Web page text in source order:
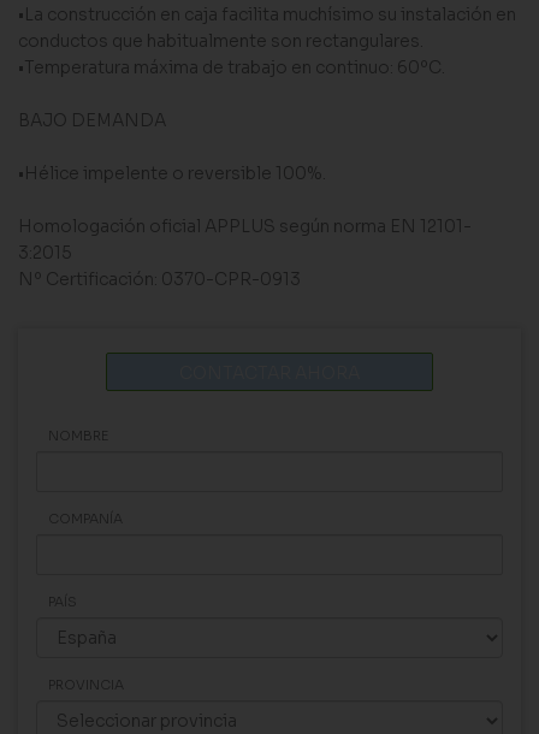
•La construcción en caja facilita muchísimo su instalación en
conductos que habitualmente son rectangulares.
•Temperatura máxima de trabajo en continuo: 60ºC.
BAJO DEMANDA
•Hélice impelente o reversible 100%.
Homologación oficial APPLUS según norma EN 12101-
3:2015
Nº Certificación: 0370-CPR-0913
NOMBRE
COMPANÍA
PAÍS
PROVINCIA